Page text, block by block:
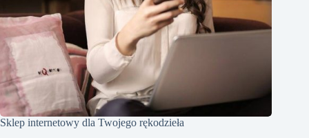
Sklep internetowy dla Twojego rękodzieła